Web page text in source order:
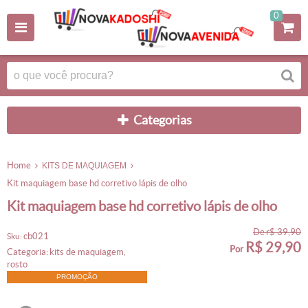
0
categorias
home KITS DE MAQUIAGEM
kit maquiagem base hd corretivo lápis de olho
kit maquiagem base hd corretivo lápis de olho
sku: cb021
categoria: kits de maquiagem
rosto
PROMOÇÃO
der$ 39,90
por
R$ 29,90